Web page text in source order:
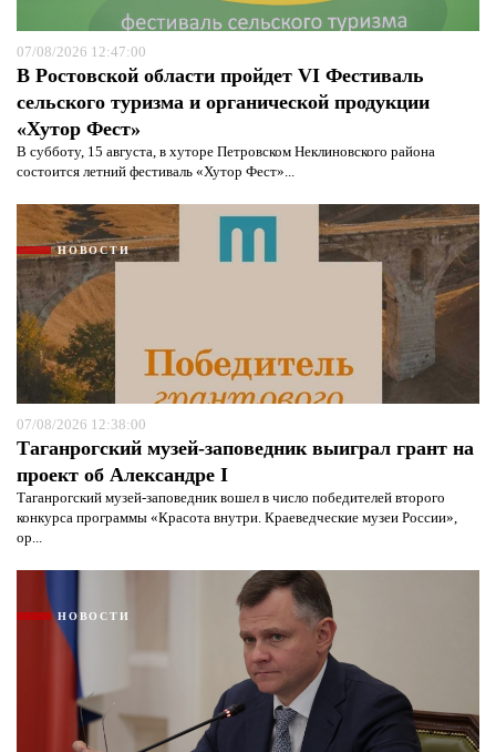
07/08/2026 12:47:00
В Ростовской области пройдет VI Фестиваль
сельского туризма и органической продукции
«Хутор Фест»
В субботу, 15 августа, в хуторе Петровском Неклиновского района
состоится летний фестиваль «Хутор Фест»...
НОВОСТИ
07/08/2026 12:38:00
Таганрогский музей-заповедник выиграл грант на
проект об Александре I
Таганрогский музей-заповедник вошел в число победителей второго
конкурса программы «Красота внутри. Краеведческие музеи России»,
ор...
НОВОСТИ